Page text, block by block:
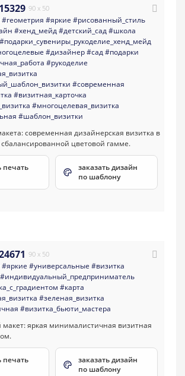
90 x 50
#геометрия #яркие #рисованный_стиль
#хенд_мейд#детский_сад#школа
#подарки_сувениры_рукоделие_хенд_мейд
#дизайнер#сад#подарки
#рукоделие
#современная
#визитная_карточка
#многоцелевая_визитка
#шаблон_визитки
печать
заказать дизайн
по шаблону
90 x 50
#яркие #универсальные #визитка
#индивидуальный_предприниматель
#карта
#зеленая_визитка
#визитка_бьюти_мастера
печать
заказать дизайн
по шаблону